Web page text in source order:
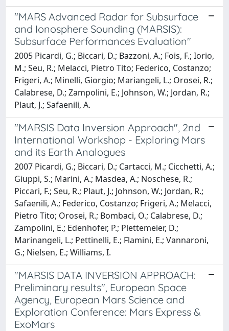
"MARS Advanced Radar for Subsurface
and Ionosphere Sounding (MARSIS):
Subsurface Performances Evaluation"
2005 Picardi, G.; Biccari, D.; Bazzoni, A.; Fois, F.; Iorio,
M.; Seu, R.; Melacci, Pietro Tito; Federico, Costanzo;
Frigeri, A.; Minelli, Giorgio; Mariangeli, L.; Orosei, R.;
Calabrese, D.; Zampolini, E.; Johnson, W.; Jordan, R.;
Plaut, J.; Safaenili, A.
"MARSIS Data Inversion Approach", 2nd
International Workshop - Exploring Mars
and its Earth Analogues
2007 Picardi, G.; Biccari, D.; Cartacci, M.; Cicchetti, A.;
Giuppi, S.; Marini, A.; Masdea, A.; Noschese, R.;
Piccari, F.; Seu, R.; Plaut, J.; Johnson, W.; Jordan, R.;
Safaenili, A.; Federico, Costanzo; Frigeri, A.; Melacci,
Pietro Tito; Orosei, R.; Bombaci, O.; Calabrese, D.;
Zampolini, E.; Edenhofer, P.; Plettemeier, D.;
Marinangeli, L.; Pettinelli, E.; Flamini, E.; Vannaroni,
G.; Nielsen, E.; Williams, I.
"MARSIS DATA INVERSION APPROACH:
Preliminary results", European Space
Agency, European Mars Science and
Exploration Conference: Mars Express &
ExoMars